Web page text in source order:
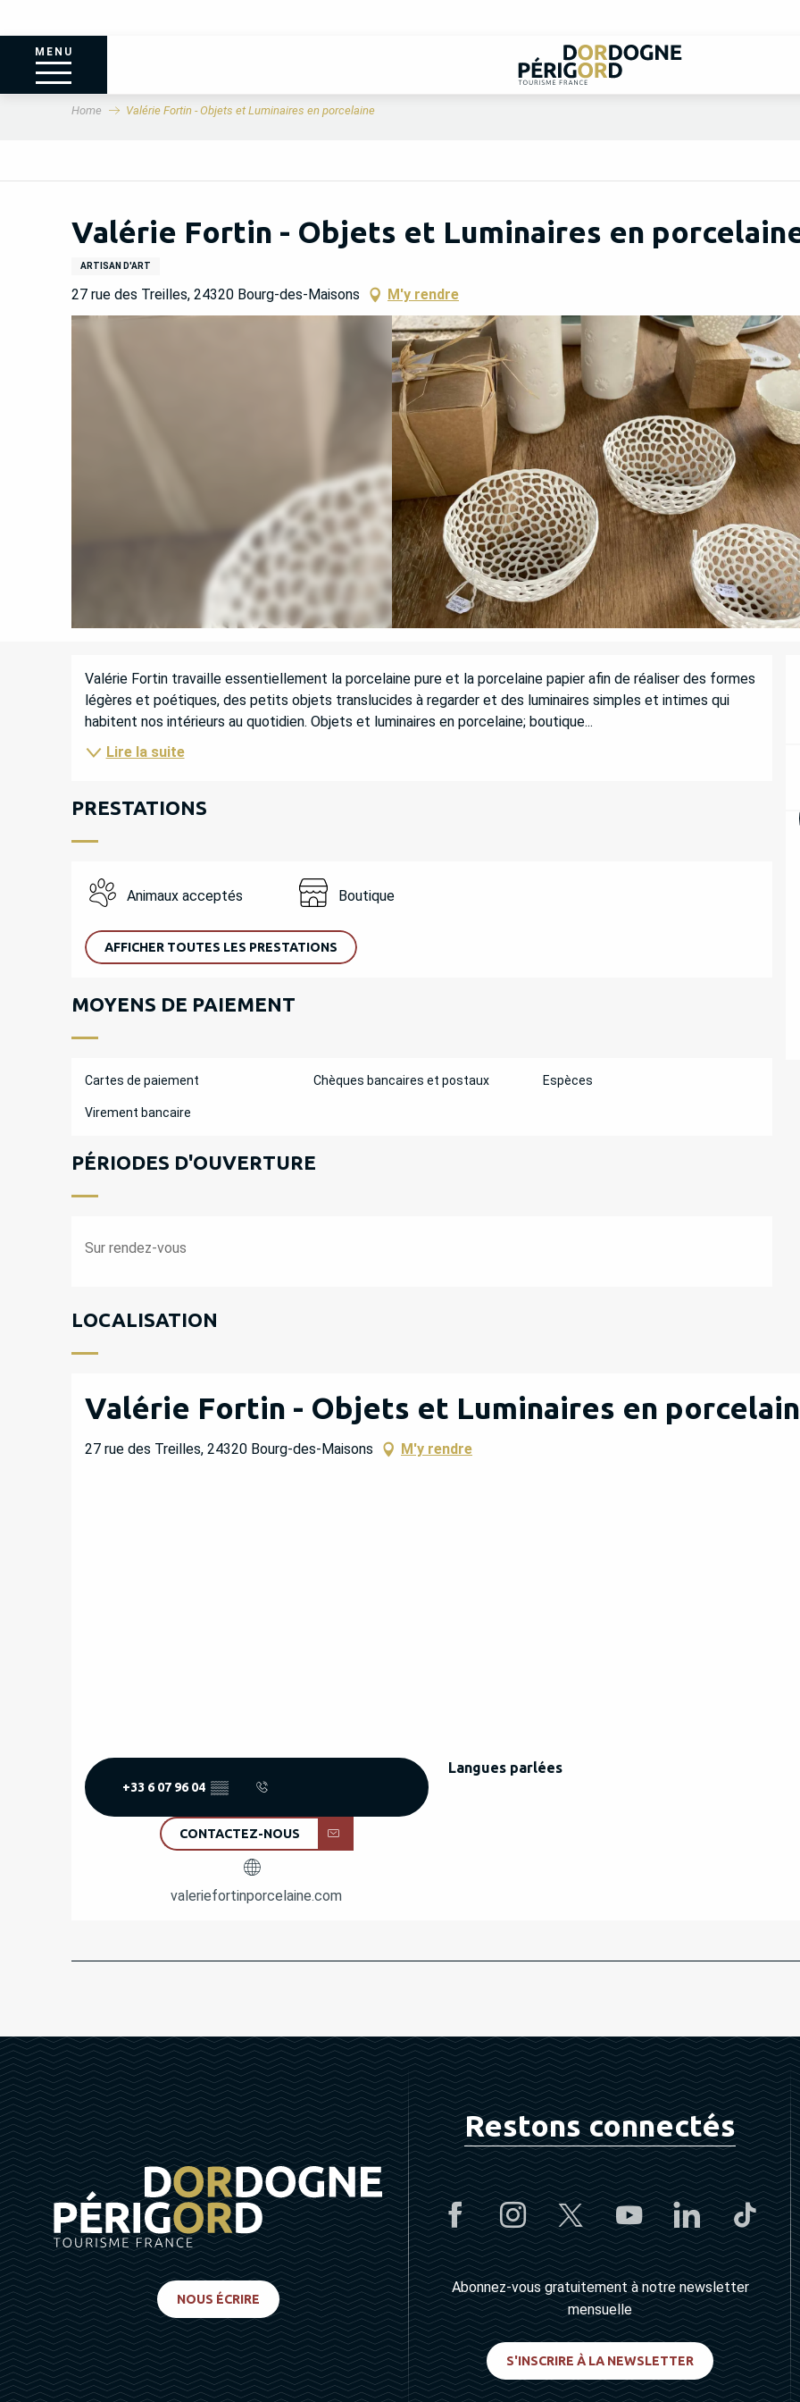
MENU
Home Valérie Fortin - Objets et Luminaires en porcelaine
Valérie Fortin - Objets et Luminaires en
ARTISAN D'ART
27 rue des Treilles, 24320 Bourg-des-Maisons M'y rendre
DESCRIPTION
Valérie Fortin travaille essentiellement la porcelaine pure et la porcelaine papier afin de réaliser des formes
légères et poétiques, des petits objets translucides à regarder et des luminaires simples et intimes qui
habitent nos intérieurs au quotidien. Objets et luminaires en porcelaine; boutique...
Lire la suite
PRESTATIONS
Animaux acceptés Boutique
AFFICHER TOUTES LES PRESTATIONS
MOYENS DE PAIEMENT
Cartes de paiement Chèques bancaires et postaux Espèces
Virement bancaire
PÉRIODES D'OUVERTURE
Sur rendez-vous
LOCALISATION
Valérie Fortin - Objets et Luminaires en
27 rue des Treilles, 24320 Bourg-des-Maisons M'y rendre
+33 6 07 96 04 ▒▒
CONTACTEZ-NOUS
valeriefortinporcelaine.com
Langues parlées
Langues parlées
NOUS ÉCRIRE
Restons connectés
Abonnez-vous gratuitement à notre newsletter
mensuelle
S'INSCRIRE À LA NEWSLETTER